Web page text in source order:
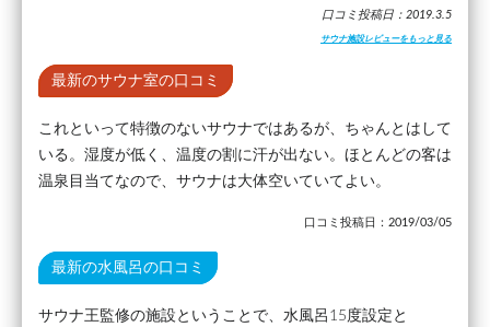
口コミ投稿日：2019.3.5
サウナ施設レビューをもっと見る
最新のサウナ室の口コミ
これといって特徴のないサウナではあるが、ちゃんとはして
いる。湿度が低く、温度の割に汗が出ない。ほとんどの客は
温泉目当てなので、サウナは大体空いていてよい。
口コミ投稿日：2019/03/05
最新の水風呂の口コミ
サウナ王監修の施設ということで、水風呂15度設定と